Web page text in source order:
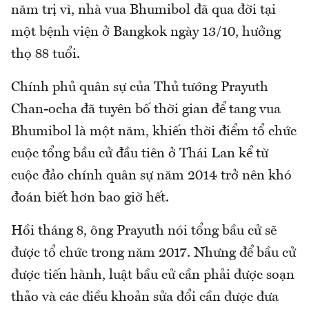
năm trị vì, nhà vua Bhumibol đã qua đời tại
một bệnh viện ở Bangkok ngày 13/10, hưởng
thọ 88 tuổi.
Chính phủ quân sự của Thủ tướng Prayuth
Chan-ocha đã tuyên bố thời gian để tang vua
Bhumibol là một năm, khiến thời điểm tổ chức
cuộc tổng bầu cử đầu tiên ở Thái Lan kể từ
cuộc đảo chính quân sự năm 2014 trở nên khó
đoán biết hơn bao giờ hết.
Hồi tháng 8, ông Prayuth nói tổng bầu cử sẽ
được tổ chức trong năm 2017. Nhưng để bầu cử
được tiến hành, luật bầu cử cần phải được soạn
thảo và các điều khoản sửa đổi cần được đưa